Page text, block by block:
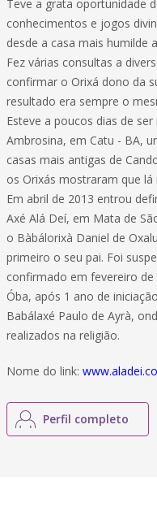
Teve a grata oportunidade
conhecimentos e jogos
desde a casa mais humilde
Fez várias consultas a
confirmar o Orixá dono da
resultado era sempre o
Esteve a poucos dias de
Ambrosina, em Catu - BA,
casas mais antigas de
os Orixás mostraram que
Em abril de 2013 entrou
Axé Alá Deí, em Mata de
o Bàbálorixà Daniel de
primeiro o seu pai. Foi
confirmado em fevereiro
Óba, após 1 ano de
Babálaxé Paulo de Ayrà,
realizados na religião.
Nome do link:
Perfil completo